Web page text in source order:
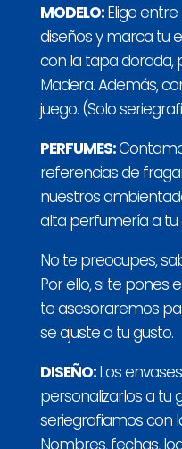
MODELO:Elige
diseños y marca tu
con la tapa dorada,
Madera. Además,
juego. (Solo
PERFUMES:
referencias de
nuestros
alta perfumería a tu
No te preocupes,
Por ello, si te pones
te asesoraremos
se ajuste a tu gusto.
DISEÑO:Los
personalizarlos a tu
seriegrafiamos con
Nombres, fechas,